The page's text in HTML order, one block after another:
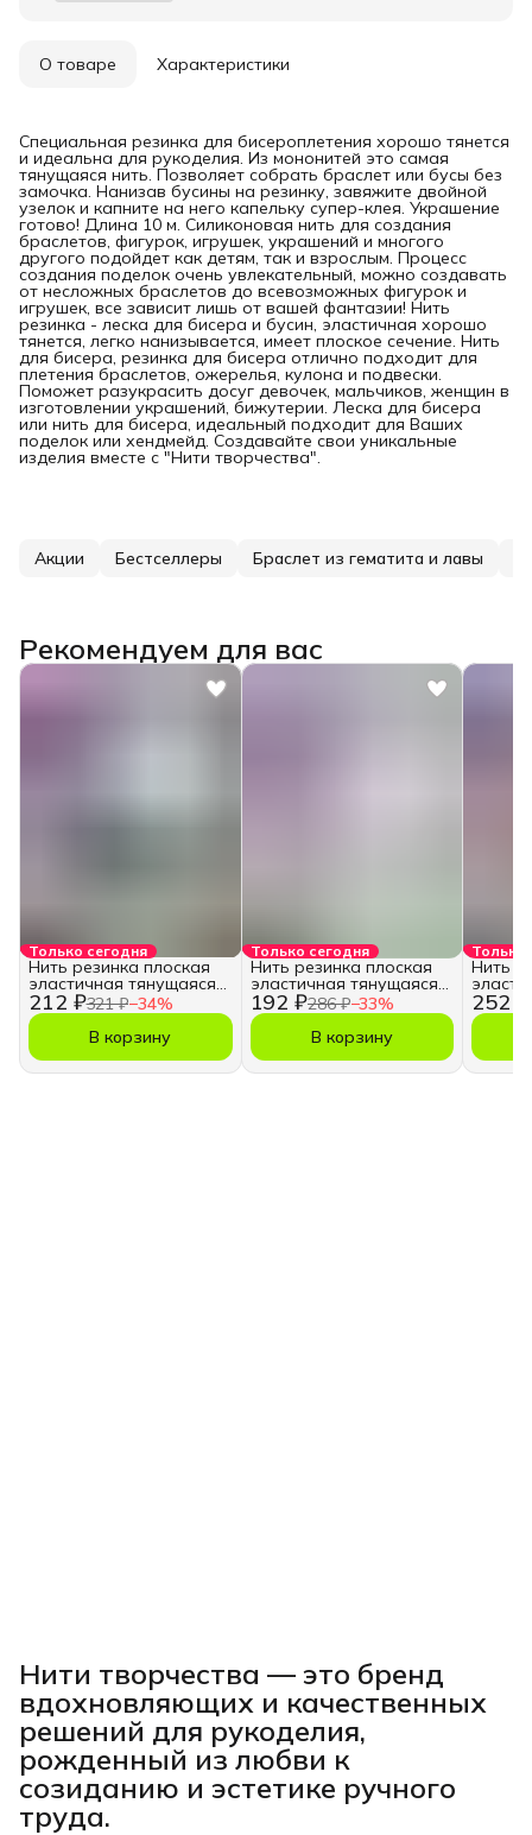
О товаре Характеристики
Специальная резинка для бисероплетения хорошо тянется
и идеальна для рукоделия. Из мононитей это самая
тянущаяся нить. Позволяет собрать браслет или бусы без
замочка. Нанизав бусины на резинку, завяжите двойной
узелок и капните на него капельку супер-клея. Украшение
готово! Длина 10 м. Силиконовая нить для создания
браслетов, фигурок, игрушек, украшений и многого
другого подойдет как детям, так и взрослым. Процесс
создания поделок очень увлекательный, можно создавать
от несложных браслетов до всевозможных фигурок и
игрушек, все зависит лишь от вашей фантазии! Нить
резинка - леска для бисера и бусин, эластичная хорошо
тянется, легко нанизывается, имеет плоское сечение. Нить
для бисера, резинка для бисера отлично подходит для
плетения браслетов, ожерелья, кулона и подвески.
Поможет разукрасить досуг девочек, мальчиков, женщин в
изготовлении украшений, бижутерии. Леска для бисера
или нить для бисера, идеальный подходит для Ваших
поделок или хендмейд. Создавайте свои уникальные
изделия вместе с "Нити творчества".
Акции Бестселлеры Браслет из гематита и лавы
Рекомендуем для вас
Только сегодня
212 ₽321 ₽−34%
Нить резинка плоская
эластичная тянущаяся
для браслетов 10м.
В корзину
Только сегодня
192 ₽286 ₽−33%
Нить резинка плоская
эластичная тянущаяся
для браслетов 10м.
В корзину
Только
252 ₽
Нить
для
Нити творчества — это бренд
вдохновляющих и качественных
решений для рукоделия,
рожденный из любви к
созиданию и эстетике ручного
труда.